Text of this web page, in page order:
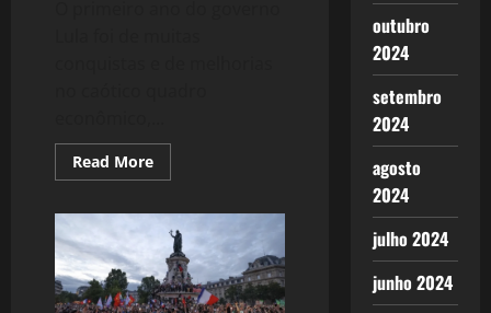
Read MoreRead
more
Governo
Lula:
melhora
das
Avaliações
outubro
2024
setembro
2024
agosto
2024
julho 2024
junho 2024